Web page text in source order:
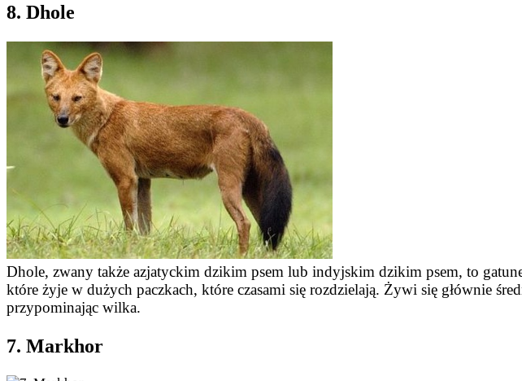
8. Dhole
Dhole, zwany także azjatyckim dzikim psem lub indyjskim dzikim psem, to
które żyje w dużych paczkach, które czasami się rozdzielają. Żywi się głównie
przypominając wilka.
7. Markhor